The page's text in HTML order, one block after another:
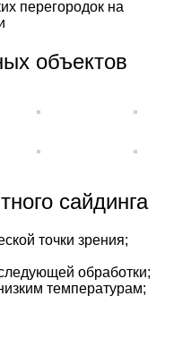
перегородок на
объектов
сайдинга
точки зрения;
обработки;
температурам;